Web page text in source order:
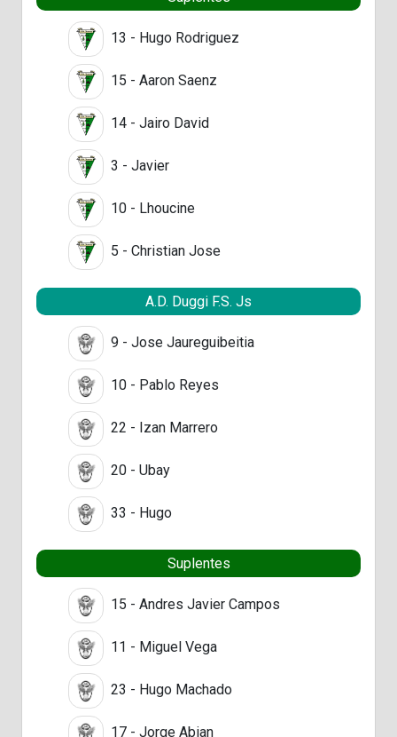
13 - Hugo Rodriguez
15 - Aaron Saenz
14 - Jairo David
3 - Javier
10 - Lhoucine
5 - Christian Jose
A.D. Duggi F.S. Js
9 - Jose Jaureguibeitia
10 - Pablo Reyes
22 - Izan Marrero
20 - Ubay
33 - Hugo
Suplentes
15 - Andres Javier Campos
11 - Miguel Vega
23 - Hugo Machado
17 - Jorge Abian